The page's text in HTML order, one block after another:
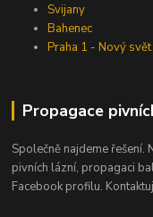
Svijany
Bahenec
Praha 1 - Nový svět
Propagace
Společně najdeme řešení.
pivních lázní, propagaci
Facebook profilu.